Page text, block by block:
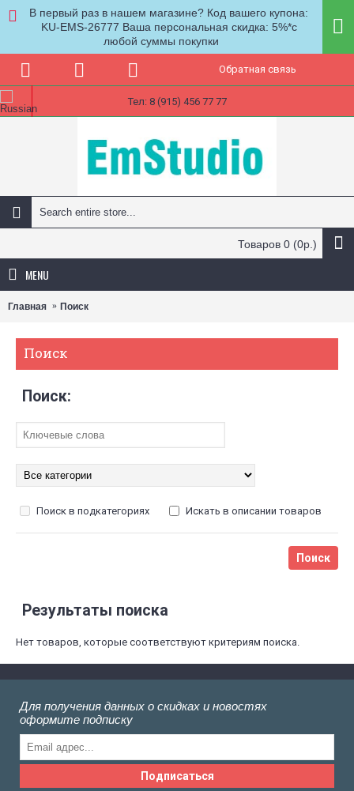
В первый раз в нашем магазине? Код вашего купона:
KU-EMS-26777 Ваша персональная скидка: 5%*с
любой суммы покупки
Обратная связь
Тел: 8 (915) 456 77 77
Товаров 0 (0р.)
MENU
Главная Поиск
Поиск
Поиск:
Поиск в подкатегориях Искать в описании товаров
Результаты поиска
Нет товаров, которые соответствуют критериям поиска.
Для получения данных о скидках и новостях
оформите подписку
Подписаться